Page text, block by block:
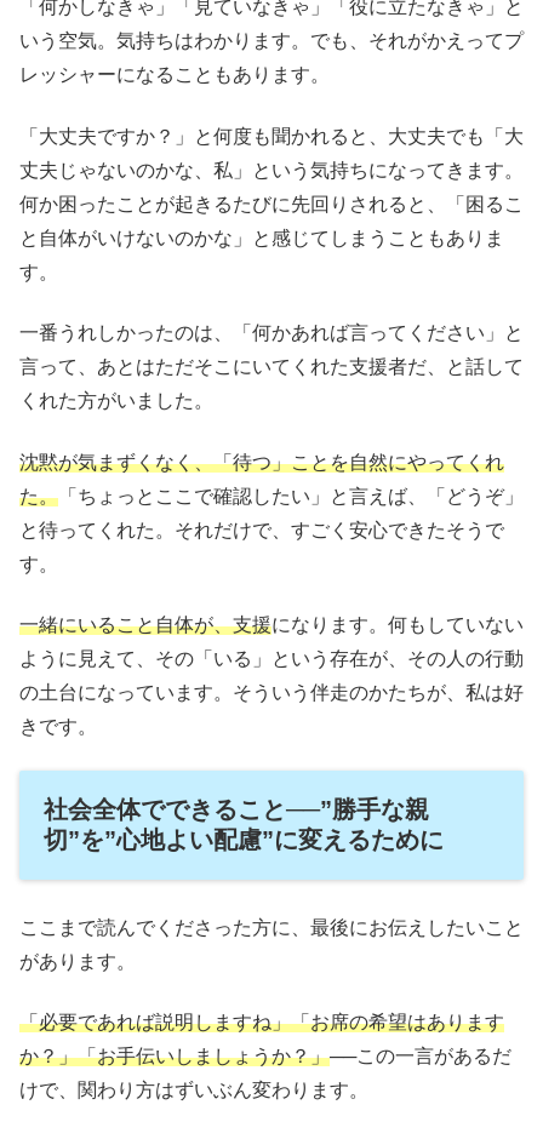
「何かしなきゃ」「見ていなきゃ」「役に立たなきゃ」と
いう空気。気持ちはわかります。でも、それがかえってプ
レッシャーになることもあります。
「大丈夫ですか？」と何度も聞かれると、大丈夫でも「大
丈夫じゃないのかな、私」という気持ちになってきます。
何か困ったことが起きるたびに先回りされると、「困るこ
と自体がいけないのかな」と感じてしまうこともありま
す。
一番うれしかったのは、「何かあれば言ってください」と
言って、あとはただそこにいてくれた支援者だ、と話して
くれた方がいました。
沈黙が気まずくなく、「待つ」ことを自然にやってくれ
た。 「ちょっとここで確認したい」と言えば、「どうぞ」
と待ってくれた。それだけで、すごく安心できたそうで
す。
一緒にいること自体が、支援になります。何もしていない
ように見えて、その「いる」という存在が、その人の行動
の土台になっています。そういう伴走のかたちが、私は好
きです。
社会全体でできること──”勝手な親
切”を”心地よい配慮”に変えるために
ここまで読んでくださった方に、最後にお伝えしたいこと
があります。
「必要であれば説明しますね」「お席の希望はあります
か？」「お手伝いしましょうか？」──この一言があるだ
けで、関わり方はずいぶん変わります。